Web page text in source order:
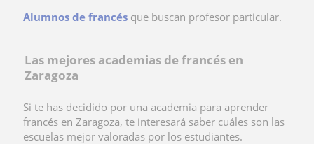
Alumnos de francés que buscan profesor particular.
Las mejores academias de francés en
Zaragoza
Si te has decidido por una academia para aprender
francés en Zaragoza, te interesará saber cuáles son las
escuelas mejor valoradas por los estudiantes.